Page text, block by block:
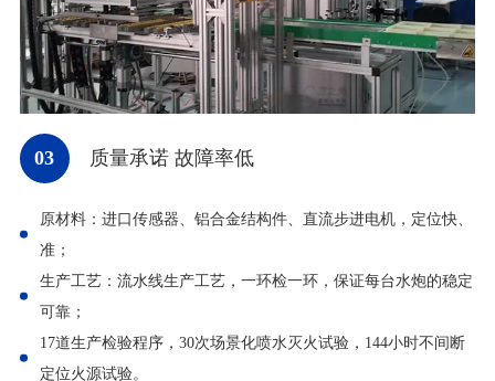
03 质量承诺 故障率低
原材料：进口传感器、铝合金结构件、直流步进电机，定位快、
准；
生产工艺：流水线生产工艺，一环检一环，保证每台水炮的稳定
可靠；
17道生产检验程序，30次场景化喷水灭火试验，144小时不间断
定位火源试验。